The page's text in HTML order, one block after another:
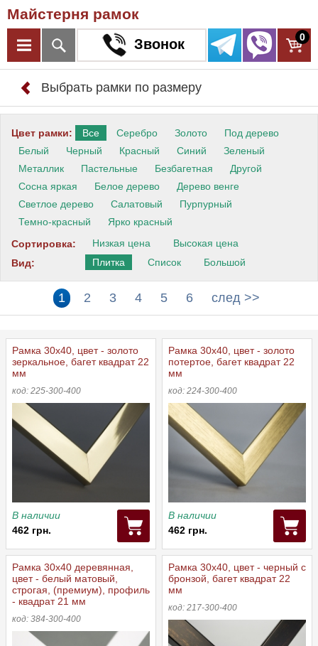
Майстерня рамок
0
Звонок
Выбрать рамки по размеру
Цвет рамки: Все Серебро Золото
Под дерево
Белый
Черный Красный Синий
Зеленый
Металлик
Пастельные Безбагетная
Другой
Сосна яркая
Белое дерево
Дерево венге
Светлое дерево
Салатовый
Пурпурный
Темно-красный
Ярко красный
Сортировка:
Низкая цена
Высокая цена
Вид:
Плитка Список Большой
1 2 3 4 5 6 след >>
Рамка 30x40, цвет - золото
зеркальное, багет квадрат 22
мм
код: 225-300-400
В наличии
462 грн.
Рамка 30x40, цвет - золото
потертое, багет квадрат 22
мм
код: 224-300-400
В наличии
462 грн.
Рамка 30х40 деревянная,
цвет - белый матовый,
строгая, (премиум), профиль
- квадрат 21 мм
код: 384-300-400
Рамка 30х40, цвет - черный с
бронзой, багет квадрат 22
мм
код: 217-300-400